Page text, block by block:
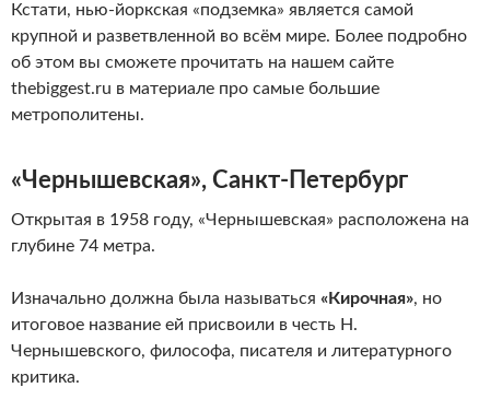
Кстати, нью-йоркская «подземка» является самой
крупной и разветвленной во всём мире. Более подробно
об этом вы сможете прочитать на нашем сайте
thebiggest.ru в материале про самые большие
метрополитены.
«Чернышевская», Санкт-Петербург
Открытая в 1958 году, «Чернышевская» расположена на
глубине 74 метра.
Изначально должна была называться «Кирочная», но
итоговое название ей присвоили в честь Н.
Чернышевского, философа, писателя и литературного
критика.